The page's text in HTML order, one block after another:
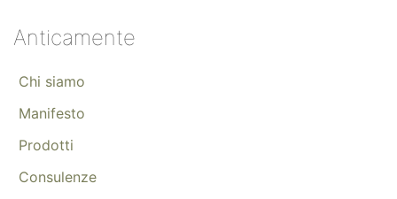
Anticamente
Chi siamo
Manifesto
Prodotti
Consulenze